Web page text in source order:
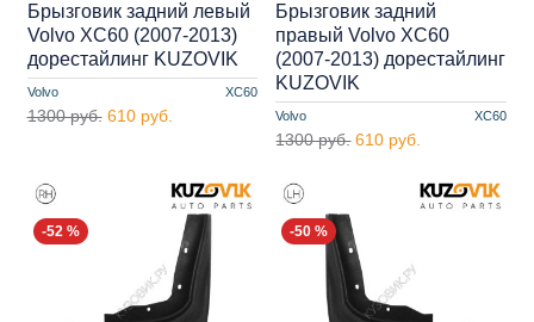
Volvo XC60
Брызговик задний левый
Volvo XC60 (2007-2013)
дорестайлинг KUZOVIK
1300 руб. 610 руб. Volvo XC60
Брызговик задний
правый Volvo XC60
(2007-2013) дорестайлинг
KUZOVIK
1300 руб. 610 руб.
-52 % -50 %